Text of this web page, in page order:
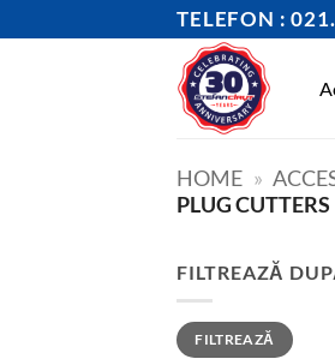
to
TELEFON :
HOME »
PLUG CUTTERS
FILTREAZĂ
Preț
minim
Preț
maxim
FILTREAZĂ